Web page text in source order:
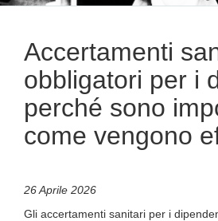
Accertamenti
obbligatori per i
perché sono
come vengono
26 Aprile 2026
Gli accertamenti sanitari per i